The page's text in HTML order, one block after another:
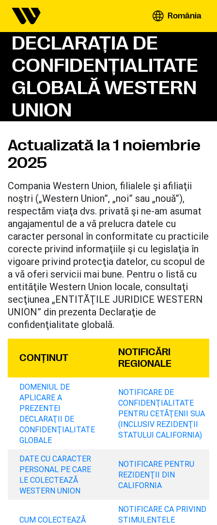
România
DECLARAŢIA DE
CONFIDENŢIALITATE
GLOBALĂ WESTERN
UNION
Actualizată la 1 noiembrie
2025
Compania Western Union, filialele şi afiliaţii
noştri („Western Union”, „noi” sau „nouă”),
respectăm viaţa dvs. privată şi ne-am asumat
angajamentul de a vă prelucra datele cu
caracter personal în conformitate cu practicile
corecte privind informaţiile şi cu legislaţia în
vigoare privind protecţia datelor, cu scopul de
a vă oferi servicii mai bune. Pentru o listă cu
entităţile Western Union locale, consultaţi
secţiunea „ENTITĂŢILE JURIDICE WESTERN
UNION” din prezenta Declaraţie de
confidenţialitate globală.
CONŢINUT
NOTIFICĂRI
REGIONALE
DOMENIUL DE
APLICARE A
PREZENTEI
DECLARAŢII DE
CONFIDENŢIALITATE
GLOBALE
NOTIFICARE DE
CONFIDENŢIALITATE
PENTRU CETĂŢENII SUA
(INCLUSIV REZIDENŢII
STATULUI CALIFORNIA)
DATE CU CARACTER
PERSONAL PE CARE
LE COLECTEAZĂ
WESTERN UNION
NOTIFICARE PENTRU
REZIDENŢII DIN
CALIFORNIA
CUM COLECTEAZĂ
NOTIFICARE CA PRIVIND
STIMULENTELE